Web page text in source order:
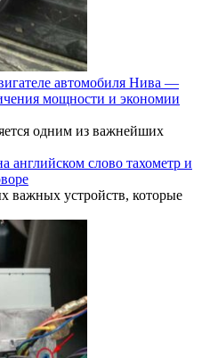
автомобиля Нива —
мощности и экономии
одним из важнейших
английском слово тахометр и
важных устройств, которые